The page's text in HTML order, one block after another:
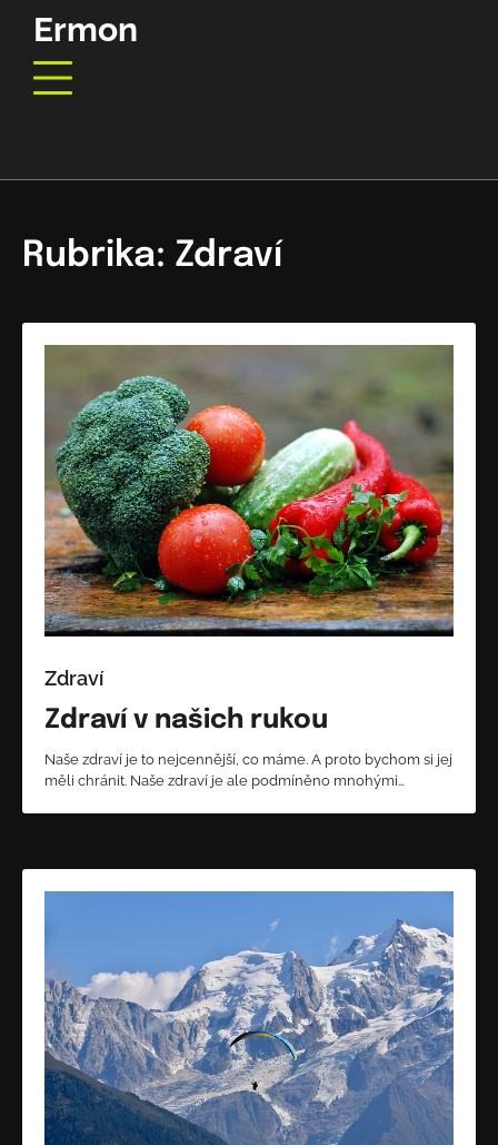
content
Ermon
Rubrika: Zdraví
Zdraví
Zdraví v našich rukou
Naše zdraví je to nejcennější, co máme. A proto bychom si jej
měli chránit. Naše zdraví je ale podmíněno mnohými…